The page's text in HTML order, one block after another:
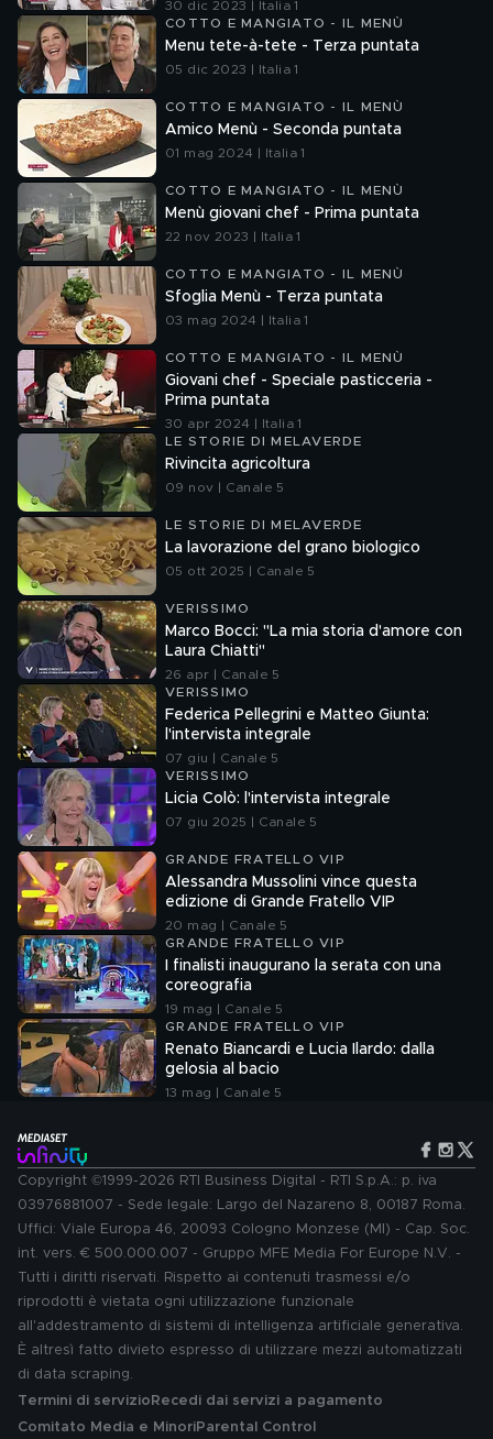
30 dic 2023 | Italia 1
COTTO E MANGIATO - IL MENÙ
Menu tete-à-tete - Terza puntata
05 dic 2023 | Italia 1
COTTO E MANGIATO - IL MENÙ
Amico Menù - Seconda puntata
01 mag 2024 | Italia 1
COTTO E MANGIATO - IL MENÙ
Menù giovani chef - Prima puntata
22 nov 2023 | Italia 1
COTTO E MANGIATO - IL MENÙ
Sfoglia Menù - Terza puntata
03 mag 2024 | Italia 1
COTTO E MANGIATO - IL MENÙ
Giovani chef - Speciale pasticceria -
Prima puntata
30 apr 2024 | Italia 1
LE STORIE DI MELAVERDE
Rivincita agricoltura
09 nov | Canale 5
LE STORIE DI MELAVERDE
La lavorazione del grano biologico
05 ott 2025 | Canale 5
VERISSIMO
Marco Bocci: "La mia storia d'amore con
Laura Chiatti"
26 apr | Canale 5
VERISSIMO
Federica Pellegrini e Matteo Giunta:
l'intervista integrale
07 giu | Canale 5
VERISSIMO
Licia Colò: l'intervista integrale
07 giu 2025 | Canale 5
GRANDE FRATELLO VIP
Alessandra Mussolini vince questa
edizione di Grande Fratello VIP
20 mag | Canale 5
GRANDE FRATELLO VIP
I finalisti inaugurano la serata con una
coreografia
19 mag | Canale 5
GRANDE FRATELLO VIP
Renato Biancardi e Lucia Ilardo: dalla
gelosia al bacio
13 mag | Canale 5
Copyright ©1999-2026 RTI Business Digital - RTI S.p.A.: p. iva
03976881007 - Sede legale: Largo del Nazareno 8, 00187 Roma.
Uffici: Viale Europa 46, 20093 Cologno Monzese (MI) - Cap. Soc.
int. vers. € 500.000.007 - Gruppo MFE Media For Europe N.V. -
Tutti i diritti riservati. Rispetto ai contenuti trasmessi e/o
riprodotti è vietata ogni utilizzazione funzionale
all'addestramento di sistemi di intelligenza artificiale generativa.
È altresì fatto divieto espresso di utilizzare mezzi automatizzati
di data scraping.
Termini di servizio Recedi dai servizi a pagamento
Comitato Media e MinoriParental Control